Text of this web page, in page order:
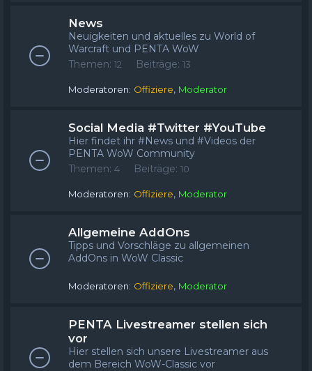
News
Neuigkeiten und aktuelles zu World of
Warcraft und PENTA WoW
Themen: 12 Beiträge: 13
Moderatoren: Offiziere, Moderator
Social Media #Twitter #YouTube
Hier findet ihr #News und #Videos der
PENTA WoW Community
Themen: 4 Beiträge: 10
Moderatoren: Offiziere, Moderator
Allgemeine AddOns
Tipps und Vorschläge zu allgemeinen
AddOns in WoW Classic
Moderatoren: Offiziere, Moderator
PENTA Livestreamer stellen sich
vor
Hier stellen sich unsere Livestreamer aus
dem Bereich WoW-Classic vor